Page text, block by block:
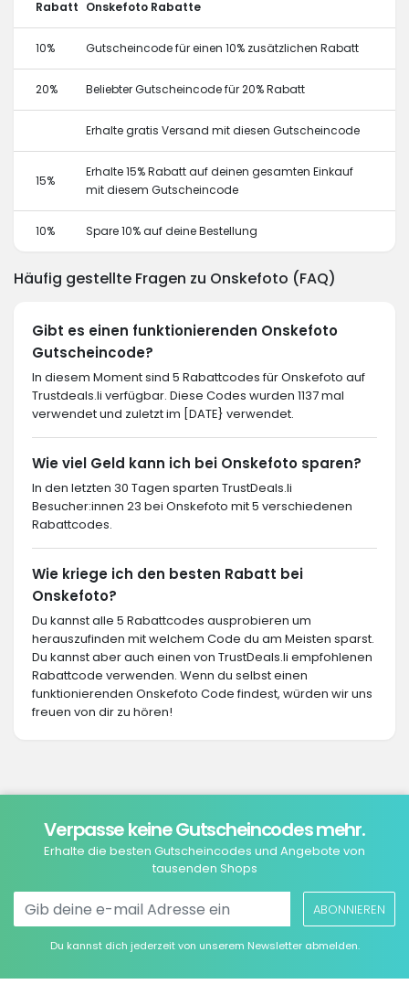
Rabatt Onskefoto Rabatte
10% Gutscheincode für einen 10% zusätzlichen Rabatt
20% Beliebter Gutscheincode für 20% Rabatt
Erhalte gratis Versand mit diesen Gutscheincode
15%
Erhalte 15% Rabatt auf deinen gesamten Einkauf
mit diesem Gutscheincode
10% Spare 10% auf deine Bestellung
Häufig gestellte Fragen zu Onskefoto (FAQ)
Gibt es einen funktionierenden Onskefoto
Gutscheincode?
In diesem Moment sind 5 Rabattcodes für Onskefoto auf
Trustdeals.li verfügbar. Diese Codes wurden 1137 mal
verwendet und zuletzt im [DATE} verwendet.
Wie viel Geld kann ich bei Onskefoto sparen?
In den letzten 30 Tagen sparten TrustDeals.li
Besucher:innen 23 bei Onskefoto mit 5 verschiedenen
Rabattcodes.
Wie kriege ich den besten Rabatt bei
Onskefoto?
Du kannst alle 5 Rabattcodes ausprobieren um
herauszufinden mit welchem Code du am Meisten sparst.
Du kannst aber auch einen von TrustDeals.li empfohlenen
Rabattcode verwenden. Wenn du selbst einen
funktionierenden Onskefoto Code findest, würden wir uns
freuen von dir zu hören!
Verpasse keine Gutscheincodes mehr.
Erhalte die besten Gutscheincodes und Angebote von
tausenden Shops
ABONNIEREN
Du kannst dich jederzeit von unserem Newsletter abmelden.